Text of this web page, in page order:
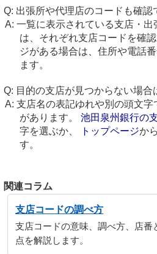
出張所や代理店のコードも確認
一覧に表示されている支店・出
は、それぞれ支店コードを確
ジがある場合は、住所や電話
ます。
目的の支店が見つからない場合
支店名の表記ゆれや別の頭文
があります。 池田泉州銀行の
字を選ぶか、
トップページか
す。
関連コラム
支店コードの調べ方
支店コードの意味、調べ方、店番
点を解説します。